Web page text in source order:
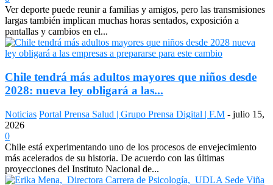
Ver deporte puede reunir a familias y amigos, pero las transmisiones
largas también implican muchas horas sentados, exposición a
pantallas y cambios en el...
Chile tendrá más adultos mayores que niños desde
2028: nueva ley obligará a las...
Noticias Portal Prensa Salud | Grupo Prensa Digital | F.M - julio 15,
2026
0
Chile está experimentando uno de los procesos de envejecimiento
más acelerados de su historia. De acuerdo con las últimas
proyecciones del Instituto Nacional de...